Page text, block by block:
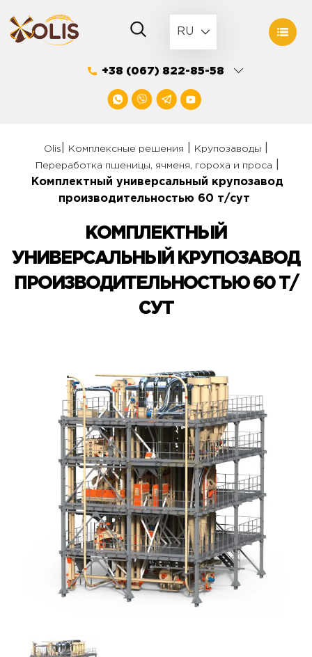
to
content
RU
+38 (067) 822-85-58
Olis Комплексные решения Крупозаводы
Переработка пшеницы, ячменя, гороха и проса
Комплектный универсальный крупозавод
производительностью 60 т/сут
КОМПЛЕКТНЫЙ
УНИВЕРСАЛЬНЫЙ КРУПОЗАВОД
ПРОИЗВОДИТЕЛЬНОСТЬЮ 60 Т/
СУТ